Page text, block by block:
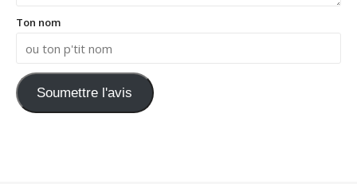
Ton nom
Soumettre l'avis